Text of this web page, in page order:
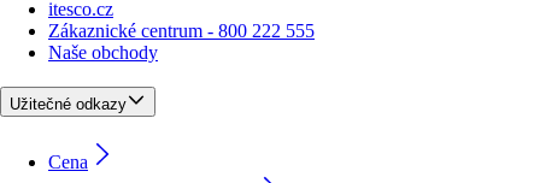
itesco.cz
Zákaznické centrum - 800 222 555
Naše obchody
Užitečné odkazy
Cena